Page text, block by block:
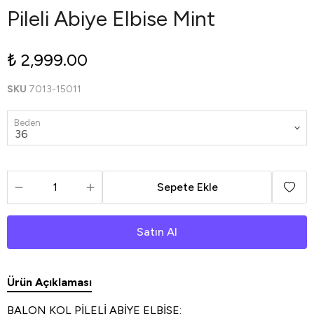
Pileli Abiye Elbise Mint
₺ 2,999.00
SKU 7013-15011
Beden
Sepete Ekle
Satın Al
Ürün Açıklaması
BALON KOL PİLELİ ABİYE ELBİSE: